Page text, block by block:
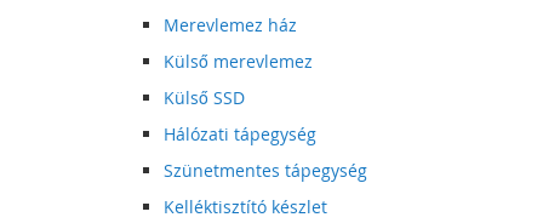
Merevlemez ház
Külső merevlemez
Külső SSD
Hálózati tápegység
Szünetmentes tápegység
Kelléktisztító készlet